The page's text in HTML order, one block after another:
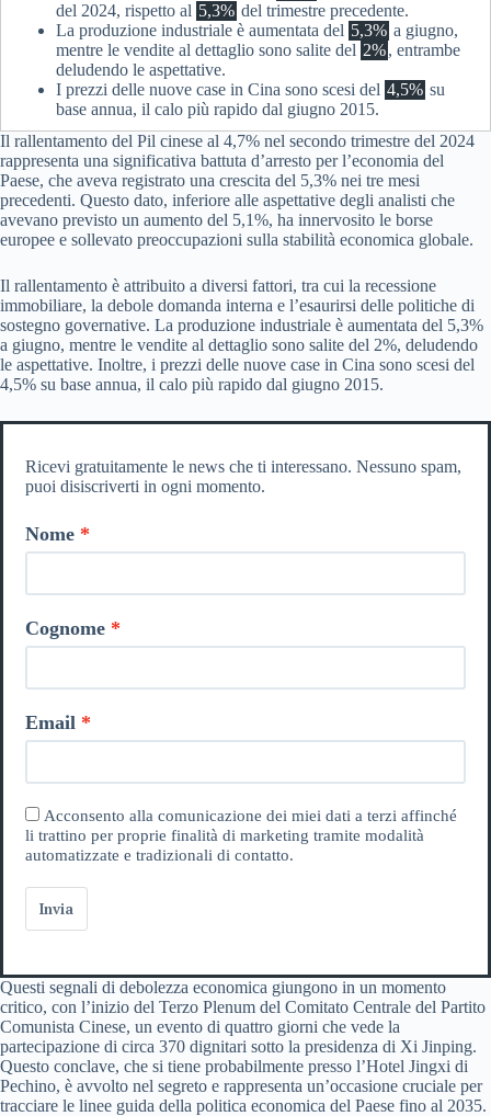
del 2024, rispetto al 5,3% del trimestre precedente.
La produzione industriale è aumentata del 5,3% a giugno,
mentre le vendite al dettaglio sono salite del 2%, entrambe
deludendo le aspettative.
I prezzi delle nuove case in Cina sono scesi del 4,5% su
base annua, il calo più rapido dal giugno 2015.
Il rallentamento del Pil cinese al 4,7% nel secondo trimestre del 2024
rappresenta una significativa battuta d’arresto per l’economia del
Paese, che aveva registrato una crescita del 5,3% nei tre mesi
precedenti. Questo dato, inferiore alle aspettative degli analisti che
avevano previsto un aumento del 5,1%, ha innervosito le borse
europee e sollevato preoccupazioni sulla stabilità economica globale.
Il rallentamento è attribuito a diversi fattori, tra cui la recessione
immobiliare, la debole domanda interna e l’esaurirsi delle politiche di
sostegno governative. La produzione industriale è aumentata del 5,3%
a giugno, mentre le vendite al dettaglio sono salite del 2%, deludendo
le aspettative. Inoltre, i prezzi delle nuove case in Cina sono scesi del
4,5% su base annua, il calo più rapido dal giugno 2015.
Ricevi gratuitamente le news che ti interessano. Nessuno spam,
puoi disiscriverti in ogni momento.
Nome
Cognome
Email
Acconsento alla comunicazione dei miei dati a terzi affinché
li trattino per proprie finalità di marketing tramite modalità
automatizzate e tradizionali di contatto.
Invia
Questi segnali di debolezza economica giungono in un momento
critico, con l’inizio del Terzo Plenum del Comitato Centrale del Partito
Comunista Cinese, un evento di quattro giorni che vede la
partecipazione di circa 370 dignitari sotto la presidenza di Xi Jinping.
Questo conclave, che si tiene probabilmente presso l’Hotel Jingxi di
Pechino, è avvolto nel segreto e rappresenta un’occasione cruciale per
tracciare le linee guida della politica economica del Paese fino al 2035.